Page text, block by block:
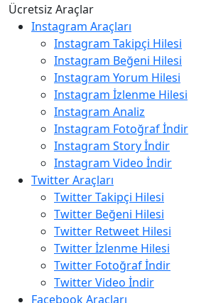
Ücretsiz Araçlar
Instagram Araçları
Instagram Takipçi Hilesi
Instagram Beğeni Hilesi
Instagram Yorum Hilesi
Instagram İzlenme Hilesi
Instagram Analiz
Instagram Fotoğraf İndir
Instagram Story İndir
Instagram Video İndir
Twitter Araçları
Twitter Takipçi Hilesi
Twitter Beğeni Hilesi
Twitter Retweet Hilesi
Twitter İzlenme Hilesi
Twitter Fotoğraf İndir
Twitter Video İndir
Facebook Araçları